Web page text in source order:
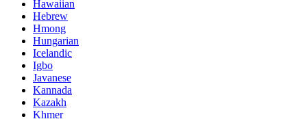
Hawaiian
Hebrew
Hmong
Hungarian
Icelandic
Igbo
Javanese
Kannada
Kazakh
Khmer